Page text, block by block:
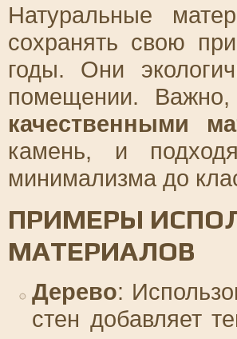
Натуральные
сохранять свою
годы. Они
помещении.
качественными
камень, и
минимализма до
ПРИМЕРЫ
МАТЕРИАЛОВ
Дерево:
стен добавляет